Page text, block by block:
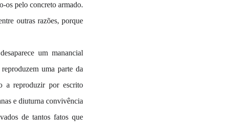
os pelo concreto armado.
outras razões, porque
um manancial
uma parte da
a reproduzir por escrito
e diuturna convivência
de tantos fatos que